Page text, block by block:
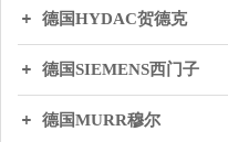
德国HYDAC贺德克
德国SIEMENS西门子
德国MURR穆尔